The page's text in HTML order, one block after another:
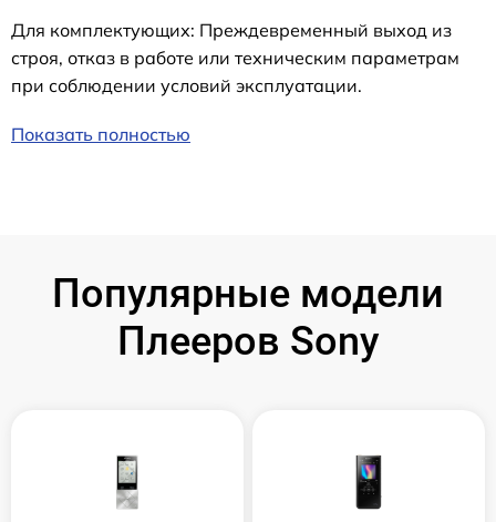
Для комплектующих: Преждевременный выход из
строя, отказ в работе или техническим параметрам
при соблюдении условий эксплуатации.
Показать полностью
Популярные модели
Плееров Sony